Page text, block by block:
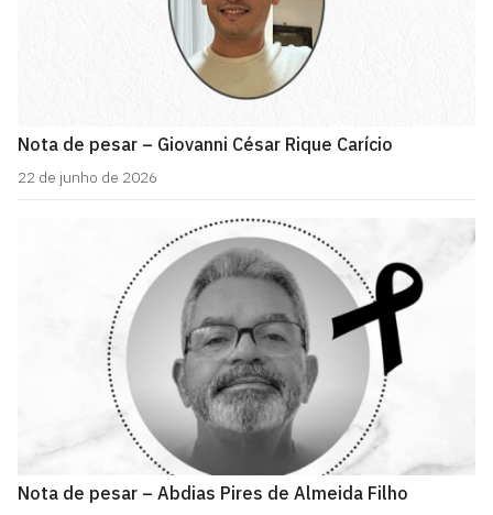
Nota de pesar – Giovanni César Rique Carício
22 de junho de 2026
Nota de pesar – Abdias Pires de Almeida Filho